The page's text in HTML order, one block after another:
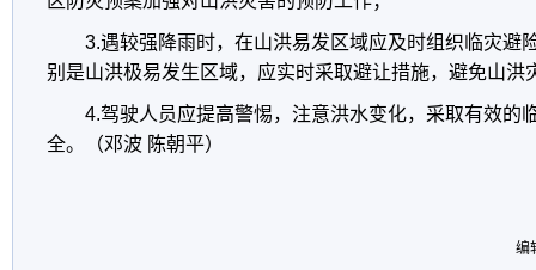
3.遇较强降雨时，在山洪易发区域应及时组织临灾避
别是山洪极易发生区域，应实时采取避让措施，避免山洪
4.驾驶人员应提高警惕，注意洪水变化，采取有效的
全。（邓波 陈朝平）
编